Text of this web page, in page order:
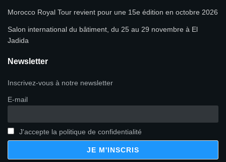
Morocco Royal Tour revient pour une 15e édition en octobre 2026
Salon international du bâtiment, du 25 au 29 novembre à El
Jadida
Newsletter
Inscrivez-vous à notre newsletter
E-mail
J'accepte la politique de confidentialité